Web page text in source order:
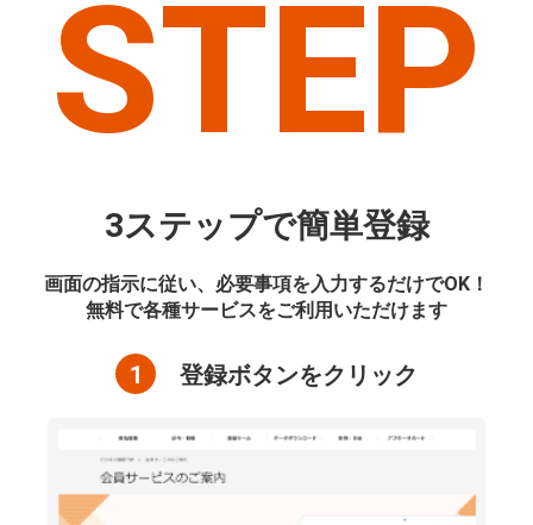
STEP
3ステップで簡単登録
画面の指示に従い、必要事項を入力するだけでOK！
無料で各種サービスをご利用いただけます
1 登録ボタンをクリック